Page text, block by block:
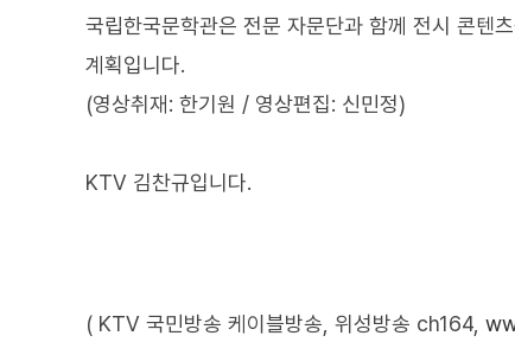
국립한국문학관은 전문 자문단과 함께 전시 콘텐
계획입니다.
(영상취재: 한기원 / 영상편집: 신민정)
KTV 김찬규입니다.
( KTV 국민방송 케이블방송, 위성방송 ch164,